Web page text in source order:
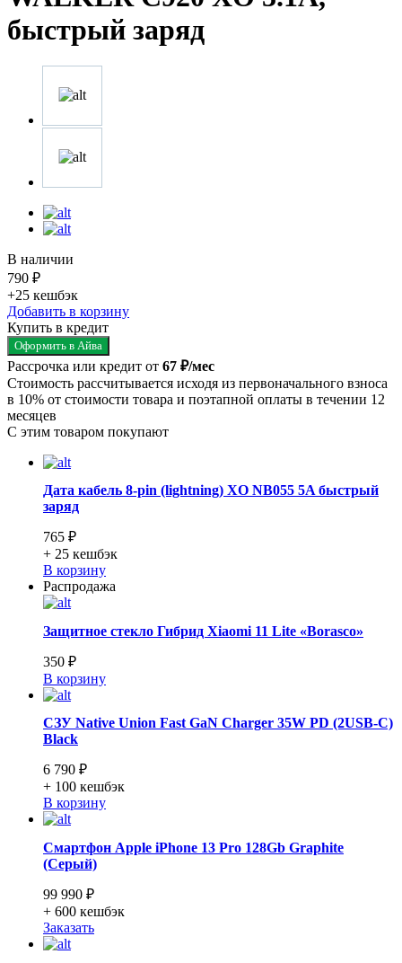
быстрый заряд
В наличии
790 ₽
+25 кешбэк
Добавить в корзину
Купить в кредит
Оформить в Айва
Рассрочка или кредит от 67 ₽/мес
Стоимость рассчитывается исходя из первоначального взноса
в 10% от стоимости товара и поэтапной оплаты в течении 12
месяцев
С этим товаром покупают
Дата кабель 8-pin (lightning) XO NB055 5A быстрый
заряд
765 ₽
+ 25 кешбэк
В корзину
Распродажа
Защитное стекло Гибрид Xiaomi 11 Lite «Borasco»
350 ₽
В корзину
СЗУ Native Union Fast GaN Charger 35W PD (2USB-C)
Black
6 790 ₽
+ 100 кешбэк
В корзину
Смартфон Apple iPhone 13 Pro 128Gb Graphite
(Серый)
99 990 ₽
+ 600 кешбэк
Заказать